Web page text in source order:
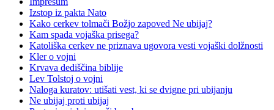
Izstop iz pakta Nato
Kako cerkev tolmači Božjo zapoved Ne ubijaj?
Kam spada vojaška prisega?
Katoliška cerkev ne priznava ugovora vesti vojaški dolžnosti
Kler o vojni
Krvava dediščina biblije
Lev Tolstoj o vojni
Naloga kuratov: utišati vest, ki se dvigne pri ubijanju
Ne ubijaj proti ubijaj